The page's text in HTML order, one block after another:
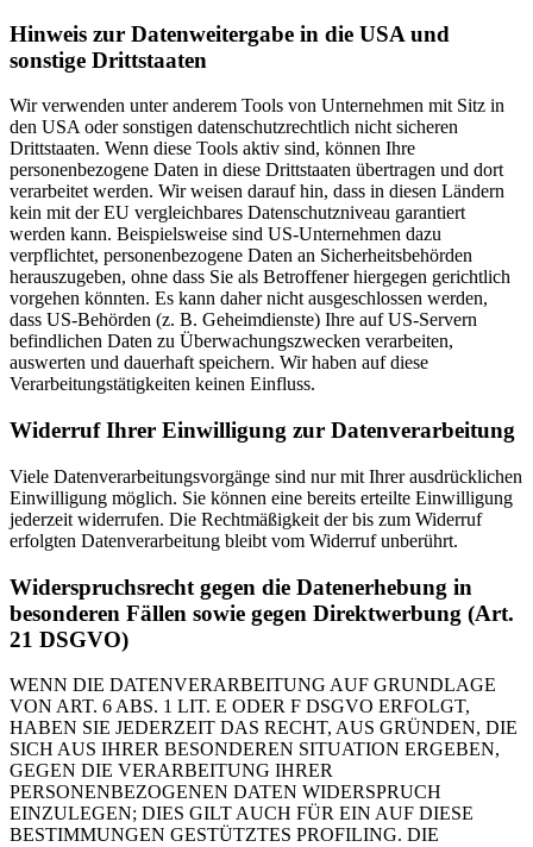
Hinweis zur Datenweitergabe in die USA und
sonstige Drittstaaten
Wir verwenden unter anderem Tools von Unternehmen mit Sitz in
den USA oder sonstigen datenschutzrechtlich nicht sicheren
Drittstaaten. Wenn diese Tools aktiv sind, können Ihre
personenbezogene Daten in diese Drittstaaten übertragen und dort
verarbeitet werden. Wir weisen darauf hin, dass in diesen Ländern
kein mit der EU vergleichbares Datenschutzniveau garantiert
werden kann. Beispielsweise sind US-Unternehmen dazu
verpflichtet, personenbezogene Daten an Sicherheitsbehörden
herauszugeben, ohne dass Sie als Betroffener hiergegen gerichtlich
vorgehen könnten. Es kann daher nicht ausgeschlossen werden,
dass US-Behörden (z. B. Geheimdienste) Ihre auf US-Servern
befindlichen Daten zu Überwachungszwecken verarbeiten,
auswerten und dauerhaft speichern. Wir haben auf diese
Verarbeitungstätigkeiten keinen Einfluss.
Widerruf Ihrer Einwilligung zur Datenverarbeitung
Viele Datenverarbeitungsvorgänge sind nur mit Ihrer ausdrücklichen
Einwilligung möglich. Sie können eine bereits erteilte Einwilligung
jederzeit widerrufen. Die Rechtmäßigkeit der bis zum Widerruf
erfolgten Datenverarbeitung bleibt vom Widerruf unberührt.
Widerspruchsrecht gegen die Datenerhebung in
besonderen Fällen sowie gegen Direktwerbung (Art.
21 DSGVO)
WENN DIE DATENVERARBEITUNG AUF GRUNDLAGE
VON ART. 6 ABS. 1 LIT. E ODER F DSGVO ERFOLGT,
HABEN SIE JEDERZEIT DAS RECHT, AUS GRÜNDEN, DIE
SICH AUS IHRER BESONDEREN SITUATION ERGEBEN,
GEGEN DIE VERARBEITUNG IHRER
PERSONENBEZOGENEN DATEN WIDERSPRUCH
EINZULEGEN; DIES GILT AUCH FÜR EIN AUF DIESE
BESTIMMUNGEN GESTÜTZTES PROFILING. DIE